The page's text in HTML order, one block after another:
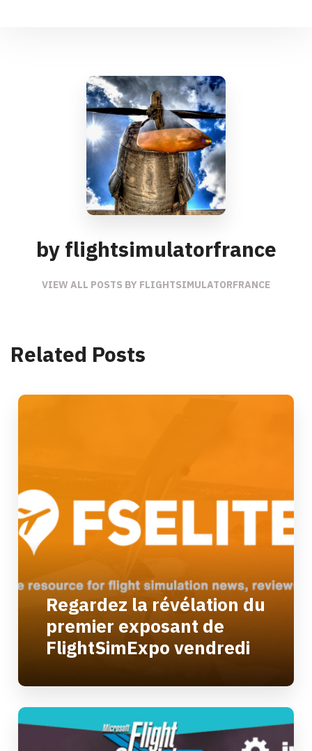
by flightsimulatorfrance
VIEW ALL POSTS BY FLIGHTSIMULATORFRANCE
Related Posts
Regardez la révélation du
premier exposant de
FlightSimExpo vendredi